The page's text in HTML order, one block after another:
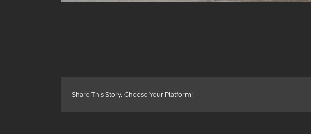
Share This Story, Choose Your Platform!